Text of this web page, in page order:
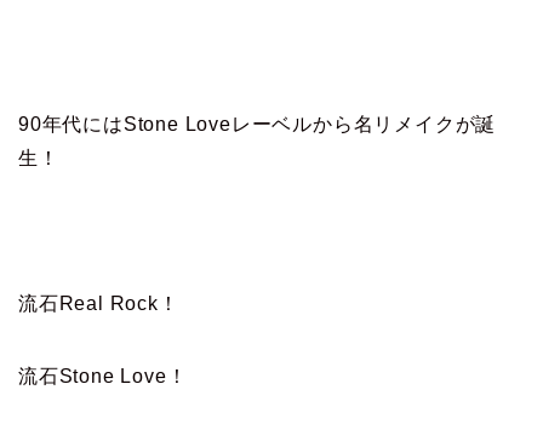
90年代にはStone Loveレーベルから名リメイクが誕
生！
流石Real Rock！
流石Stone Love！